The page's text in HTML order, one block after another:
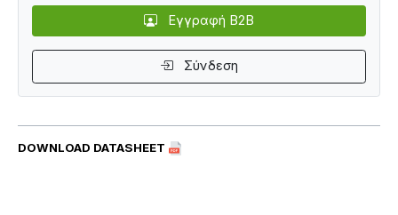
DOWNLOAD DATASHEET
Εγγραφή B2B
Σύνδεση